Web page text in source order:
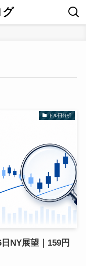
グ
ドル円分析
NY展望｜159円